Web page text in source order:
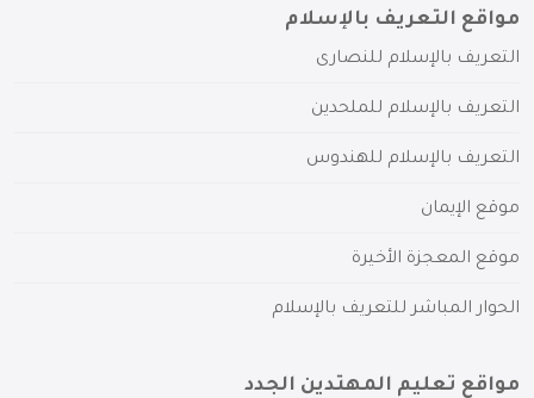
مواقع التعريف بالإسلام
التعريف بالإسلام للنصارى
التعريف بالإسلام للملحدين
التعريف بالإسلام للهندوس
موقع الإيمان
موقع المعجزة الأخيرة
الحوار المباشر للتعريف بالإسلام
مواقع تعليم المهتدين الجدد